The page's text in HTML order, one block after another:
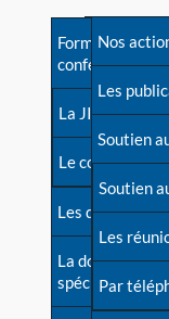
Avant la
Les débuts
Une
Cas
Mythes et
Devenir
Formations et
conférences
La JIA
Le congrès
Les dossiers
La
spécialisée
Nos
Les
Soutien
Soutien
Les
Par